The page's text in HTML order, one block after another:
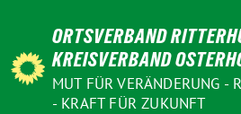
Inhalt
ORTSVERBAND
KREISVERBAND
MUT FÜR VERÄNDERUNG -
- KRAFT FÜR ZUKUNFT